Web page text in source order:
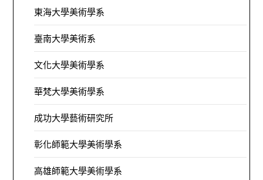
東海大學美術學系
臺南大學美術系
文化大學美術學系
華梵大學美術學系
成功大學藝術研究所
彰化師範大學美術學系
高雄師範大學美術學系